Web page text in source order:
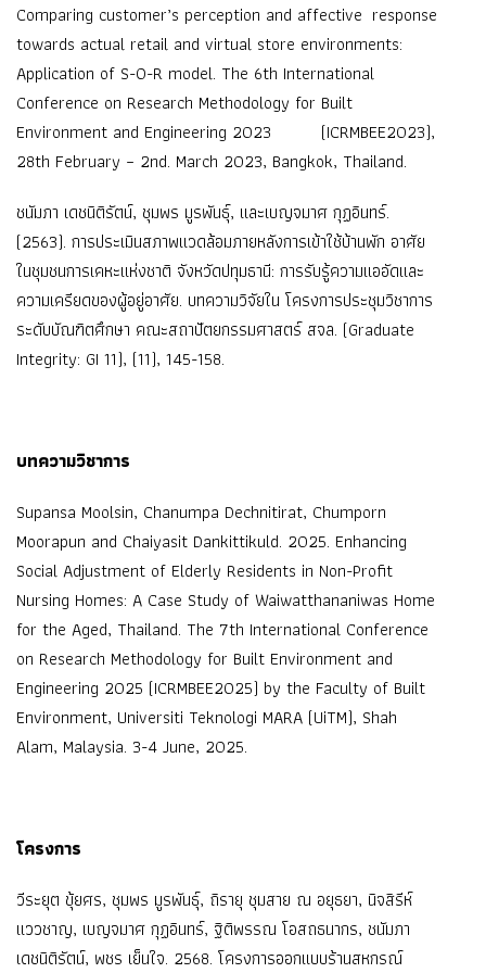
Comparing customer’s perception and affective response
towards actual retail and virtual store environments:
Application of S-O-R model. The 6th International
Conference on Research Methodology for Built
Environment and Engineering 2023 (ICRMBEE2023),
28th February – 2nd. March 2023, Bangkok, Thailand.
ชนัมภา เดชนิติรัตน์, ชุมพร มูรพันธุ์, และเบญจมาศ กุฏอินทร์.
(2563). การประเมินสภาพแวดล้อมภายหลังการเข้าใช้บ้านพัก อาศัย
ในชุมชนการเคหะแห่งชาติ จังหวัดปทุมธานี: การรับรู้ความแออัดและ
ความเครียดของผู้อยู่อาศัย. บทความวิจัยใน โครงการประชุมวิชาการ
ระดับบัณฑิตศึกษา คณะสถาปัตยกรรมศาสตร์ สจล. (Graduate
Integrity: GI 11), (11), 145-158.
บทความวิชาการ
Supansa Moolsin, Chanumpa Dechnitirat, Chumporn
Moorapun and Chaiyasit Dankittikuld. 2025. Enhancing
Social Adjustment of Elderly Residents in Non-Profit
Nursing Homes: A Case Study of Waiwatthananiwas Home
for the Aged, Thailand. The 7th International Conference
on Research Methodology for Built Environment and
Engineering 2025 (ICRMBEE2025) by the Faculty of Built
Environment, Universiti Teknologi MARA (UiTM), Shah
Alam, Malaysia. 3-4 June, 2025.
โครงการ
วีระยุต ขุ้ยศร, ชุมพร มูรพันธุ์, ถิรายุ ชุมสาย ณ อยุธยา, นิจสิรีห์
แววชาญ, เบญจมาศ กุฏอินทร์, ฐิติพรรณ โอสถธนากร, ชนัมภา
เดชนิติรัตน์, พชร เย็นใจ. 2568. โครงการออกแบบร้านสหกรณ์